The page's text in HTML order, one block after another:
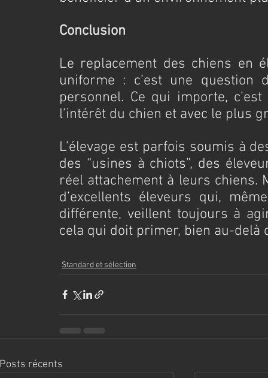
Conclusion
Le replacement des chiens en
uniforme : c’est une question
personnel. Ce qui importe,
l’intérêt du chien et avec le plus
L’élevage est parfois soumis à
des “usines à chiots”, des
réel attachement à leurs chiens.
d’excellents éleveurs qui,
différente, veillent toujours à
cela qui doit primer, bien au-delà
Standard et sélection
Posts récents